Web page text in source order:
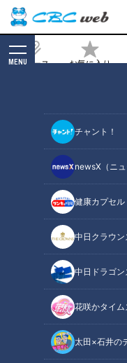
ニュース お気に入り
MENU
チャント！
newsX（ニュ
健康カプセ
中日クラウン
中日ドラゴン
花咲かタイム
太田×石井の
の超高カロリー
2025/12/23 09:54